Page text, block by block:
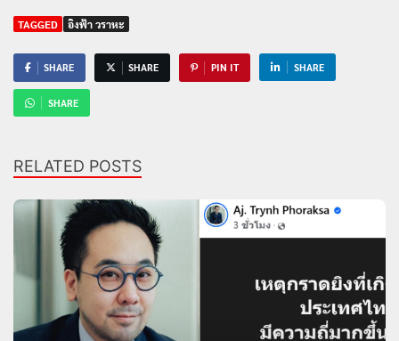
TAGGED อิงฟ้า วราหะ
SHARE SHARE PIN IT SHARE
SHARE
RELATED POSTS